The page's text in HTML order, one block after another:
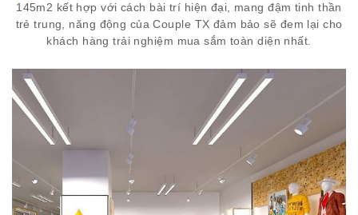
145m2 kết hợp với cách bài trí hiện đại, mang đậm tinh thần
trẻ trung, năng động của Couple TX đảm bảo sẽ đem lại cho
khách hàng trải nghiệm mua sắm toàn diện nhất.